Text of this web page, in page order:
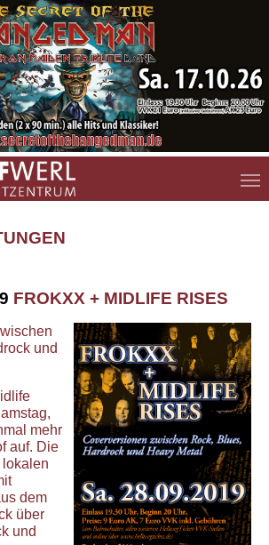
FROKXX + MIDLIFE RISES
und
mehr
auf. Die
lokalen
dem
über
und